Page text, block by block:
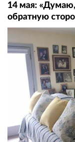
14 мая:
обратную